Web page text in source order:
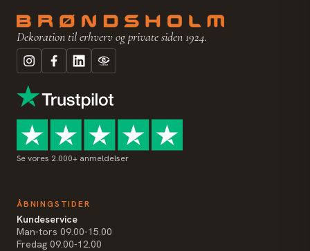
Dekoration til erhverv og private siden 1924.
Se vores 2.000+ anmeldelser
ÅBNINGSTIDER
Kundeservice
Man-tors 09.00-15.00
Fredag 09.00-12.00